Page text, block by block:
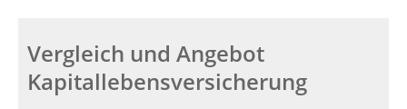
Vergleich und Angebot
Kapitallebensversicherung